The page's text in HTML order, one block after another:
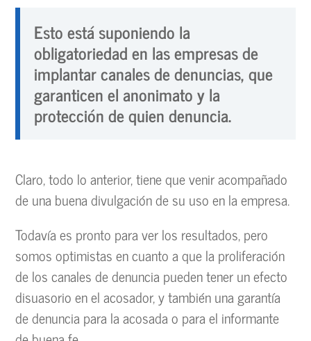
Esto está suponiendo la
obligatoriedad en las empresas de
implantar canales de denuncias, que
garanticen el anonimato y la
protección de quien denuncia.
Claro, todo lo anterior, tiene que venir acompañado
de una buena divulgación de su uso en la empresa.
Todavía es pronto para ver los resultados, pero
somos optimistas en cuanto a que la proliferación
de los canales de denuncia pueden tener un efecto
disuasorio en el acosador, y también una garantía
de denuncia para la acosada o para el informante